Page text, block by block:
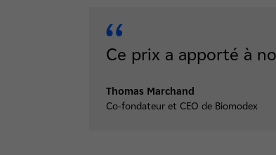
Ce prix a apporté à
Thomas Marchand
Co-fondateur et CEO de Biomodex